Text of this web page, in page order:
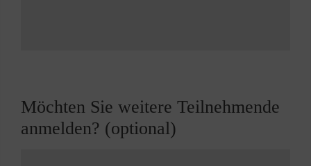
Möchten Sie weitere Teilnehmende
anmelden? (optional)